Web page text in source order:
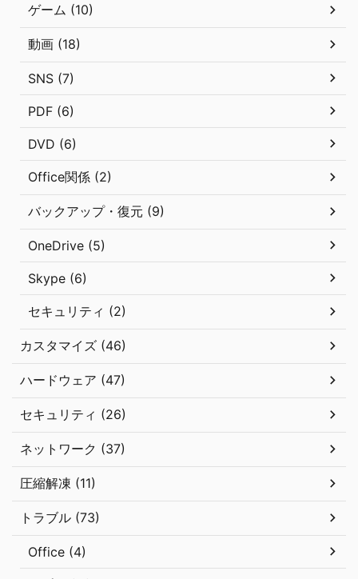
ゲーム (10)
動画 (18)
SNS (7)
PDF (6)
DVD (6)
Office関係 (2)
バックアップ・復元 (9)
OneDrive (5)
Skype (6)
セキュリティ (2)
カスタマイズ (46)
ハードウェア (47)
セキュリティ (26)
ネットワーク (37)
圧縮解凍 (11)
トラブル (73)
Office (4)